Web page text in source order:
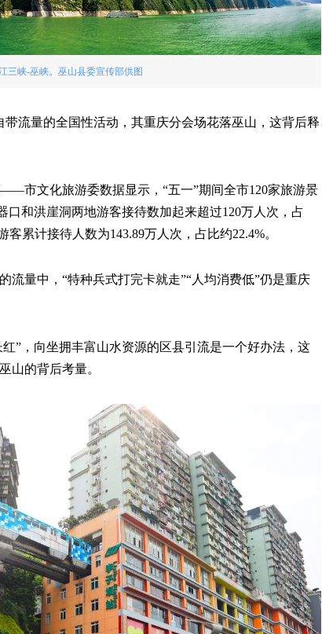
三峡-巫峡。巫山县委宣传部供图
带流量的全国性活动，其重庆分会场花落巫山，这背后释
市文化旅游委数据显示，“五一”期间全市120家旅游景
口和洪崖洞两地游客接待数加起来超过120万人次，占
累计接待人数为143.89万人次，占比约22.4%。
流量中，“特种兵式打完卡就走”“人均消费低”仍是重庆
”，向坐拥丰富山水资源的区县引流是一个好办法，这
山的背后考量。